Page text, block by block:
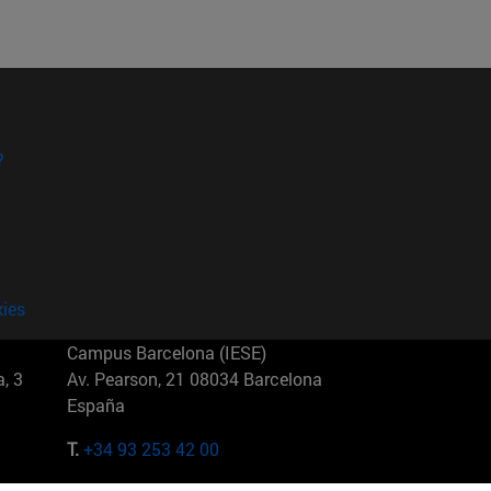
3
Campus Barcelona (IESE)
Av. Pearson, 21 08034 Barcelona
España
T.+34 93 253 42 00